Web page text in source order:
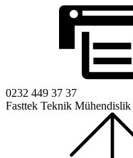
0232 449 37 37
Fasttek Teknik Mühendislik